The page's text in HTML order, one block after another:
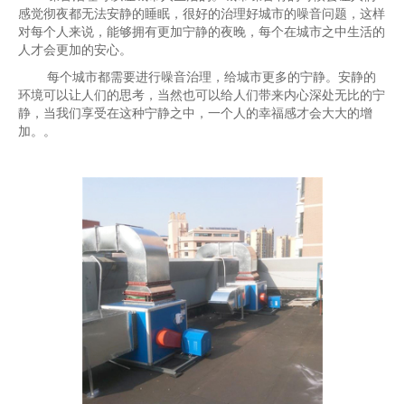
感觉彻夜都无法安静的睡眠，很好的治理好城市的噪音问题，这样
对每个人来说，能够拥有更加宁静的夜晚，每个在城市之中生活的
人才会更加的安心。
每个城市都需要进行噪音治理，给城市更多的宁静。安静的
环境可以让人们的思考，当然也可以给人们带来内心深处无比的宁
静，当我们享受在这种宁静之中，一个人的幸福感才会大大的增
加。。